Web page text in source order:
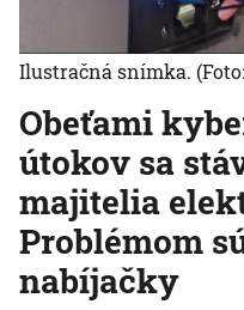
Obeťami
útokov sa
majitelia
Problémom
nabíjačky
Ilustračná snímka.